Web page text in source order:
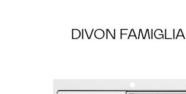
DIVON FAMIGLIA